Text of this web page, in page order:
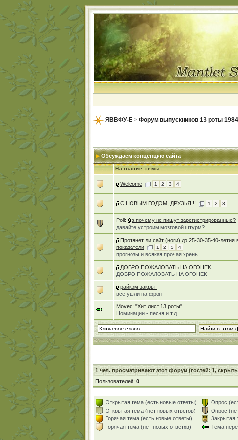
ЯВВФУ-Е > Форум выпускников 13 роты
Обсуждаем концепцию сайта
Название темы
Welcome 1 2 3 4
С НОВЫМ ГОДОМ, ДРУЗЬЯ!!! 1 2 3
Poll: а почему не пишут зарегистрированные?
давайте устроим мозговой штурм?
Протянет ли сайт (ноги) до 25-30-35-40-летия
показатели
1 2 3 4
прогнозы и всякая прочая хрень
ДОБРО ПОЖАЛОВАТЬ НА ОГОНЕК
ДОБРО ПОЖАЛОВАТЬ НА ОГОНЕК
райком закрыт
все ушли на фронт
Moved: "Хит лист 13 роты"
Номинации - песня и т.д....
1чел. просматривают этот форум (гостей: 1,
Пользователей: 0
Открытая тема (есть новые ответы)
Открытая тема (нет новых ответов)
Горячая тема (есть новые ответы)
Горячая тема (нет новых ответов)
Опрос
Опрос
Закрытая
Тема